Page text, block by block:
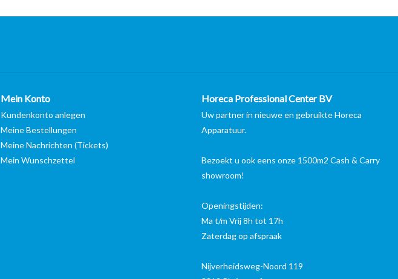
Mein Konto
Kundenkonto anlegen
Meine Bestellungen
Meine Nachrichten (Tickets)
Mein Wunschzettel
Horeca Professional Center BV
Uw partner in nieuwe en gebruikte Horeca
Apparatuur.
Bezoekt u ook eens onze 1500m2 Cash & Carry
showroom!
Openingstijden:
Ma t/m Vrij 8h tot 17h
Zaterdag op afspraak
Nijverheidsweg-Noord 119